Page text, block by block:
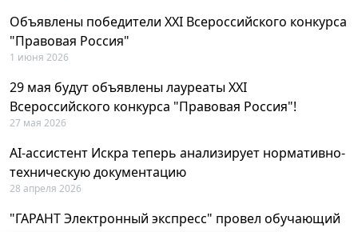
Объявлены победители XXI Всероссийского конкурса
"Правовая Россия"
1 июня 2026
29 мая будут объявлены лауреаты XXI
Всероссийского конкурса "Правовая Россия"!
27 мая 2026
AI-ассистент Искра теперь анализирует нормативно-
техническую документацию
28 апреля 2026
"ГАРАНТ Электронный экспресс" провел обучающий